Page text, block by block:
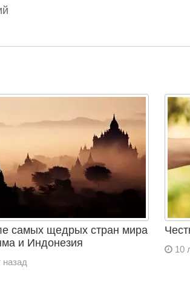
самых щедрых стран мира
и Индонезия
10